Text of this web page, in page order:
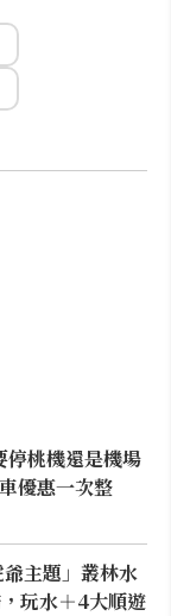
桃機還是機場
優惠一次整
爺主題」叢林水
玩水＋4大順遊